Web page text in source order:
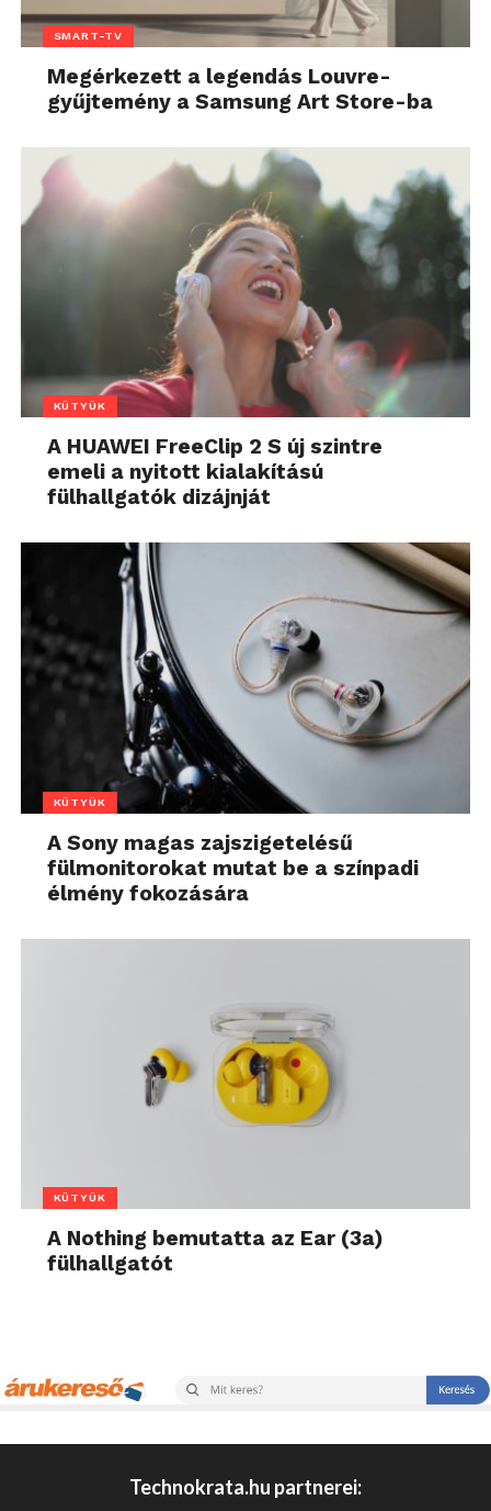
SMART-TV
Megérkezett a legendás Louvre-
gyűjtemény a Samsung Art Store-ba
KÜTYÜK
A HUAWEI FreeClip 2 S új szintre
emeli a nyitott kialakítású
fülhallgatók dizájnját
KÜTYÜK
A Sony magas zajszigetelésű
fülmonitorokat mutat be a színpadi
élmény fokozására
KÜTYÜK
A Nothing bemutatta az Ear (3a)
fülhallgatót
Technokrata.hu partnerei: